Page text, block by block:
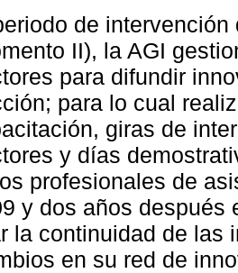
de
II), la AGI
para difundir
para lo cual
giras de
y días
profesionales de
y dos años después
la continuidad de las
en su red de